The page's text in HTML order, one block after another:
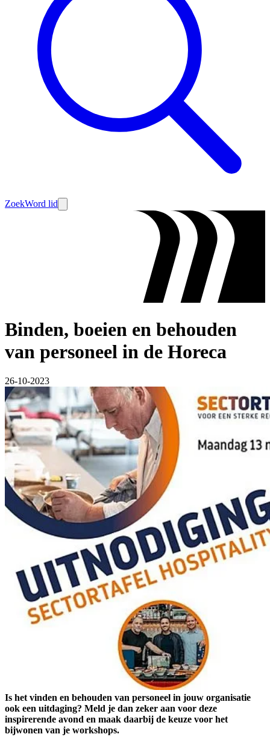
ZoekWord lid
Binden, boeien en behouden
van personeel in de Horeca
26-10-2023
Is het vinden en behouden van personeel in jouw organisatie
ook een uitdaging? Meld je dan zeker aan voor deze
inspirerende avond en maak daarbij de keuze voor het
bijwonen van je workshops.